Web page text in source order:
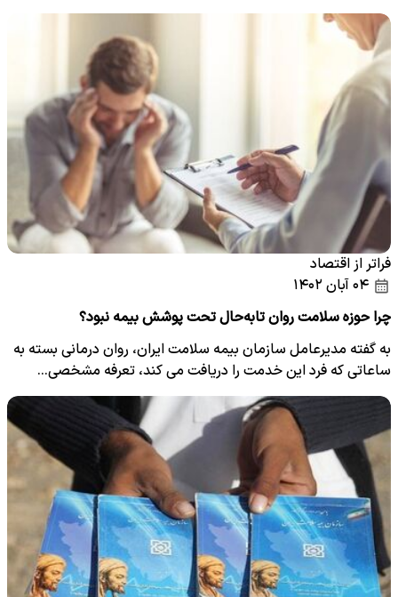
فراتر از اقتصاد
چرا حوزه سلامت روان تابه‌حال تحت پوشش بیمه نبود؟
به گفته مدیرعامل سازمان بیمه سلامت ایران، روان درمانی بسته به
ساعاتی که فرد این خدمت را دریافت می کند، تعرفه مشخصی…